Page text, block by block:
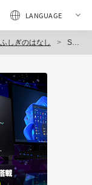
しぎのはなし Story 05：「シワはひし形」のはなし